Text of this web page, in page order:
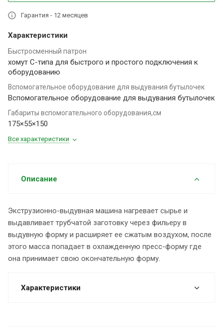
Гарантия - 12 месяцев
Характеристики
Быстросменный патрон
хомут C-типа для быстрого и простого подключения к
оборудованию
Вспомогательное оборудование для выдувания бутылочек
Вспомогательное оборудование для выдувания бутылочек
Габариты вспомогательного оборудования,см
175×55×150
Все характеристики
Описание
Экструзионно-выдувная машина нагревает сырье и
выдавливает трубчатой заготовку через фильеру в
выдувную форму и расширяет ее сжатым воздухом, после
этого масса попадает в охлажденную преcc-форму где
она принимает свою окончательную форму.
Характеристики